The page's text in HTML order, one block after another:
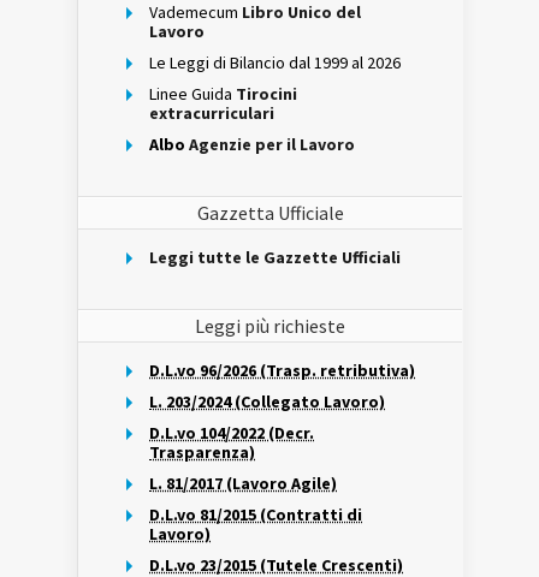
Vademecum Libro Unico del
Lavoro
Le Leggi di Bilancio dal 1999 al 2026
Linee Guida Tirocini
extracurriculari
Albo Agenzie per il Lavoro
Gazzetta Ufficiale
Leggi tutte le Gazzette Ufficiali
Leggi più richieste
D.L.vo 96/2026 (Trasp. retributiva)
L. 203/2024 (Collegato Lavoro)
D.L.vo 104/2022 (Decr.
Trasparenza)
L. 81/2017 (Lavoro Agile)
D.L.vo 81/2015 (Contratti di
Lavoro)
D.L.vo 23/2015 (Tutele Crescenti)